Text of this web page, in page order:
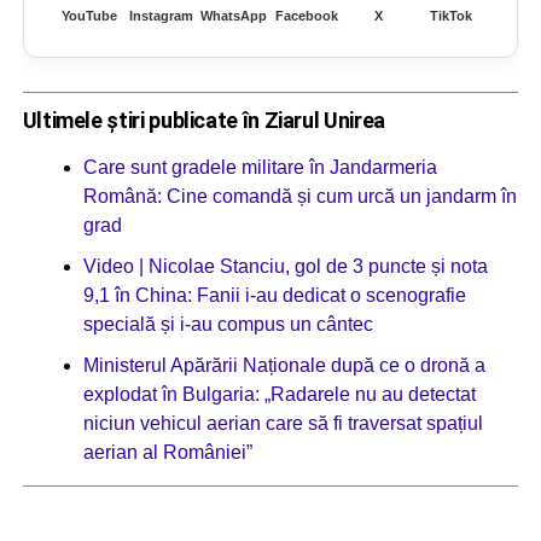
YouTube Instagram WhatsApp Facebook X TikTok
Ultimele știri publicate în Ziarul Unirea
Care sunt gradele militare în Jandarmeria
Română: Cine comandă și cum urcă un jandarm în
grad
Video | Nicolae Stanciu, gol de 3 puncte și nota
9,1 în China: Fanii i-au dedicat o scenografie
specială și i-au compus un cântec
Ministerul Apărării Naționale după ce o dronă a
explodat în Bulgaria: „Radarele nu au detectat
niciun vehicul aerian care să fi traversat spațiul
aerian al României”